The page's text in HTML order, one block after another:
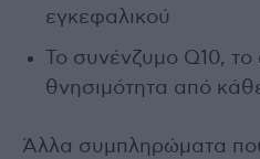
εγκεφαλικού
Το συνένζυμο Q10,
θνησιμότητα από κάθε
Άλλα συμπληρώματα που